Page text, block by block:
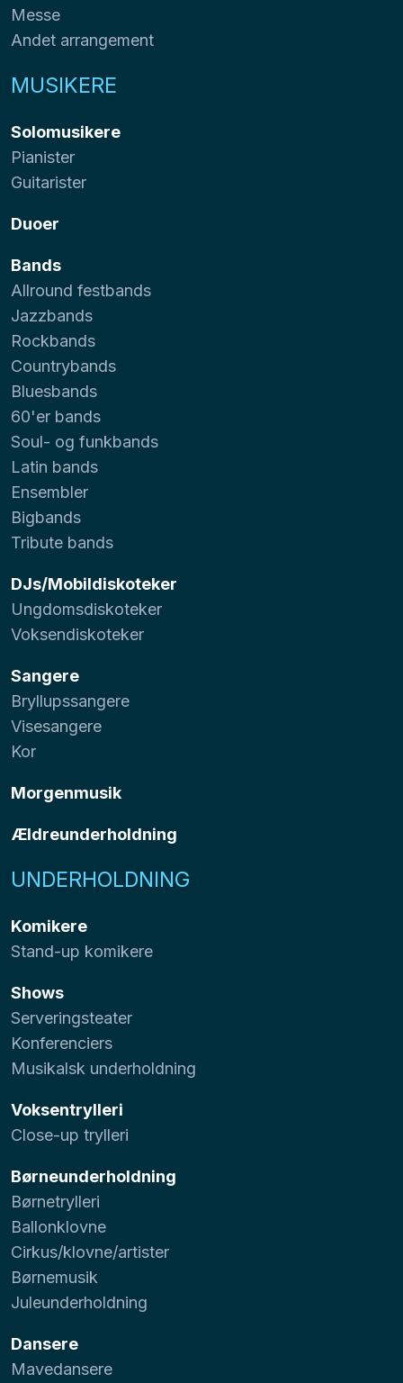
Messe
Andet arrangement
MUSIKERE
Solomusikere
Pianister
Guitarister
Duoer
Bands
Allround festbands
Jazzbands
Rockbands
Countrybands
Bluesbands
60'er bands
Soul- og funkbands
Latin bands
Ensembler
Bigbands
Tribute bands
DJs/Mobildiskoteker
Ungdomsdiskoteker
Voksendiskoteker
Sangere
Bryllupssangere
Visesangere
Kor
Morgenmusik
Ældreunderholdning
UNDERHOLDNING
Komikere
Stand-up komikere
Shows
Serveringsteater
Konferenciers
Musikalsk underholdning
Voksentrylleri
Close-up trylleri
Børneunderholdning
Børnetrylleri
Ballonklovne
Cirkus/klovne/artister
Børnemusik
Juleunderholdning
Dansere
Mavedansere